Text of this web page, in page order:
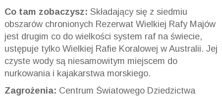
Co tam zobaczysz: Składający się z siedmiu
obszarów chronionych Rezerwat Wielkiej Rafy Majów
jest drugim co do wielkości system raf na świecie,
ustępuje tylko Wielkiej Rafie Koralowej w Australii. Jej
czyste wody są niesamowitym miejscem do
nurkowania i kajakarstwa morskiego.
Zagrożenia: Centrum Światowego Dziedzictwa